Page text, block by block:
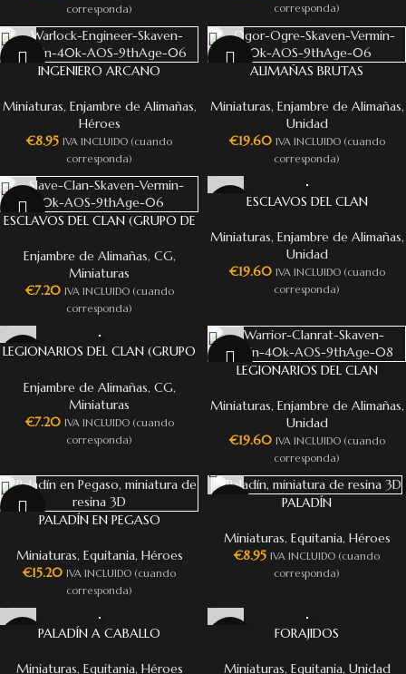
corresponda)
corresponda)
INGENIERO ARCANO
Miniaturas, Enjambre de Alimañas,
Héroes
€8.95 IVA INCLUIDO (cuando
corresponda)
ALIMAÑAS BRUTAS
Miniaturas, Enjambre de Alimañas,
Unidad
€19.60 IVA INCLUIDO (cuando
corresponda)
ESCLAVOS DEL CLAN (GRUPO DE
Enjambre de Alimañas, CG,
Miniaturas
€7.20 IVA INCLUIDO (cuando
corresponda)
ESCLAVOS DEL CLAN
Miniaturas, Enjambre de Alimañas,
Unidad
€19.60 IVA INCLUIDO (cuando
corresponda)
LEGIONARIOS DEL CLAN (GRUPO
Enjambre de Alimañas, CG,
Miniaturas
€7.20 IVA INCLUIDO (cuando
corresponda)
LEGIONARIOS DEL CLAN
Miniaturas, Enjambre de Alimañas,
Unidad
€19.60 IVA INCLUIDO (cuando
corresponda)
PALADÍN EN PEGASO
Miniaturas, Equitania, Héroes
€15.20 IVA INCLUIDO (cuando
corresponda)
PALADÍN
Miniaturas, Equitania, Héroes
€8.95 IVA INCLUIDO (cuando
corresponda)
PALADÍN A CABALLO
Miniaturas, Equitania, Héroes
FORAJIDOS
Miniaturas, Equitania, Unidad